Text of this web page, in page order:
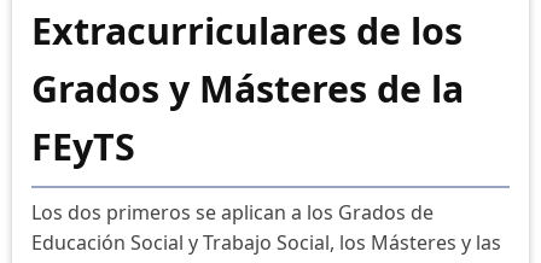
Extracurriculares de los
Grados y Másteres de la
FEyTS
Los dos primeros se aplican a los Grados de
Educación Social y Trabajo Social, los Másteres y las